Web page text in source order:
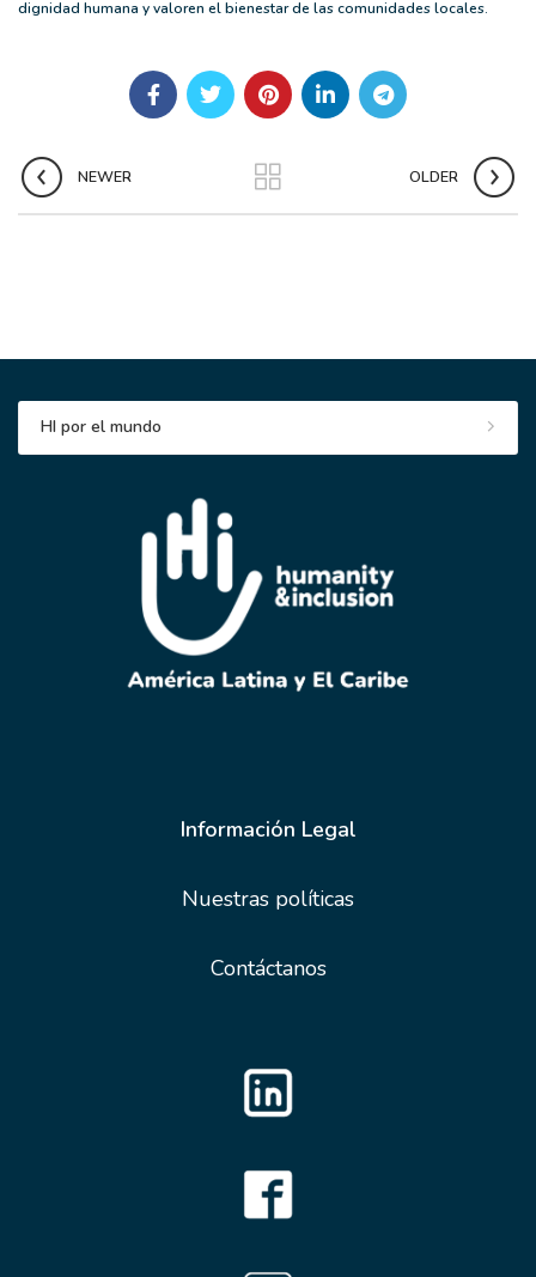
dignidad humana y valoren el bienestar de las comunidades locales.
NEWER OLDER
HI por el mundo
Información Legal
Nuestras políticas
Contáctanos